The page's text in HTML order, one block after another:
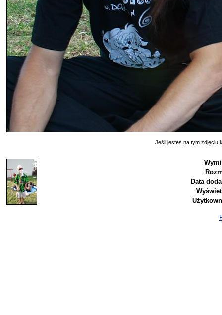
Jeśli jesteś na tym zdjęciu
Data